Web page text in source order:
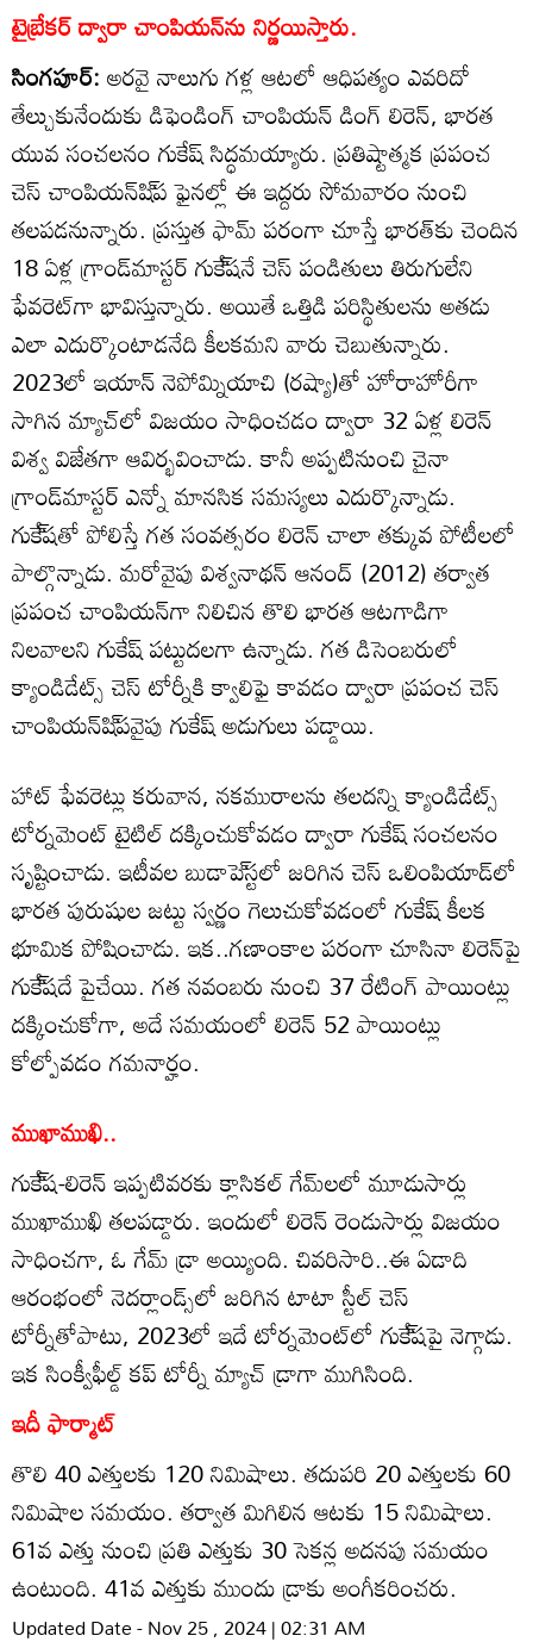
టైబ్రేకర్‌ ద్వారా చాంపియన్‌ను నిర్ణయిస్తారు.
సింగపూర్‌:అరవై నాలుగు గళ్ల ఆటలో ఆధిపత్యం ఎవరిదో
తేల్చుకునేందుకు డిఫెండింగ్‌ చాంపియన్‌ డింగ్‌ లిరెన్‌, భారత
యువ సంచలనం గుకేష్‌ సిద్ధమయ్యారు. ప్రతిష్టాత్మక ప్రపంచ
చెస్‌ చాంపియన్‌షి్‌ప ఫైనల్లో ఈ ఇద్దరు సోమవారం నుంచి
తలపడనున్నారు. ప్రస్తుత ఫామ్‌ పరంగా చూస్తే భారత్‌కు చెందిన
18 ఏళ్ల గ్రాండ్‌మాస్టర్‌ గుకే్‌షనే చెస్‌ పండితులు తిరుగులేని
ఫేవరెట్‌గా భావిస్తున్నారు. అయితే ఒత్తిడి పరిస్థితులను అతడు
ఎలా ఎదుర్కొంటాడనేది కీలకమని వారు చెబుతున్నారు.
2023లో ఇయాన్‌ నెపోమ్నియాచి (రష్యా)తో హోరాహోరీగా
సాగిన మ్యాచ్‌లో విజయం సాధించడం ద్వారా 32 ఏళ్ల లిరెన్‌
విశ్వ విజేతగా ఆవిర్భవించాడు. కానీ అప్పటినుంచి చైనా
గ్రాండ్‌మాస్టర్‌ ఎన్నో మానసిక సమస్యలు ఎదుర్కొన్నాడు.
గుకే్‌షతో పోలిస్తే గత సంవత్సరం లిరెన్‌ చాలా తక్కువ పోటీలలో
పాల్గొన్నాడు. మరోవైపు విశ్వనాథన్‌ ఆనంద్‌ (2012) తర్వాత
ప్రపంచ చాంపియన్‌గా నిలిచిన తొలి భారత ఆటగాడిగా
నిలవాలని గుకేష్‌ పట్టుదలగా ఉన్నాడు. గత డిసెంబరులో
క్యాండిడేట్స్‌ చెస్‌ టోర్నీకి క్వాలిఫై కావడం ద్వారా ప్రపంచ చెస్‌
చాంపియన్‌షి్‌పవైపు గుకేష్‌ అడుగులు పడ్డాయి.
హాట్‌ ఫేవరెట్లు కరువాన, నకమురాలను తలదన్ని క్యాండిడేట్స్‌
టోర్నమెంట్‌ టైటిల్‌ దక్కించుకోవడం ద్వారా గుకేష్‌ సంచలనం
సృష్టించాడు. ఇటీవల బుడాపె్‌స్టలో జరిగిన చెస్‌ ఒలింపియాడ్‌లో
భారత పురుషుల జట్టు స్వర్ణం గెలుచుకోవడంలో గుకేష్‌ కీలక
భూమిక పోషించాడు. ఇక..గణాంకాల పరంగా చూసినా లిరెన్‌పై
గుకే్‌షదే పైచేయి. గత నవంబరు నుంచి 37 రేటింగ్‌ పాయింట్లు
దక్కించుకోగా, అదే సమయంలో లిరెన్‌ 52 పాయింట్లు
కోల్పోవడం గమనార్హం.
ముఖాముఖి..
గుకే్‌ష-లిరెన్‌ ఇప్పటివరకు క్లాసికల్‌ గేమ్‌లలో మూడుసార్లు
ముఖాముఖి తలపడ్డారు. ఇందులో లిరెన్‌ రెండుసార్లు విజయం
సాధించగా, ఓ గేమ్‌ డ్రా అయ్యింది. చివరిసారి..ఈ ఏడాది
ఆరంభంలో నెదర్లాండ్స్‌లో జరిగిన టాటా స్టీల్‌ చెస్‌
టోర్నీతోపాటు, 2023లో ఇదే టోర్నమెంట్‌లో గుకే్‌షపై నెగ్గాడు.
ఇక సింక్వీఫీల్డ్‌ కప్‌ టోర్నీ మ్యాచ్‌ డ్రాగా ముగిసింది.
ఇదీ ఫార్మాట్‌
తొలి 40 ఎత్తులకు 120 నిమిషాలు. తదుపరి 20 ఎత్తులకు 60
నిమిషాల సమయం. తర్వాత మిగిలిన ఆటకు 15 నిమిషాలు.
61వ ఎత్తు నుంచి ప్రతి ఎత్తుకు 30 సెకన్ల అదనపు సమయం
ఉంటుంది. 41వ ఎత్తుకు ముందు డ్రాకు అంగీకరించరు.
Updated Date - Nov 25 , 2024 | 02:31 AM